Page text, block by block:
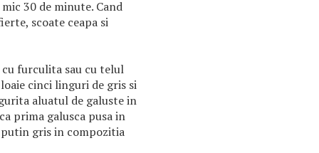
30 de minute. Cand
scoate ceapa si
cu furculita sau cu telul
cinci linguri de gris si
aluatul de galuste in
prima galusca pusa in
putin gris in compozitia